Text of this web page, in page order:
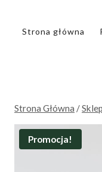
Strona główna
Strona Główna /Sklep
Promocja!